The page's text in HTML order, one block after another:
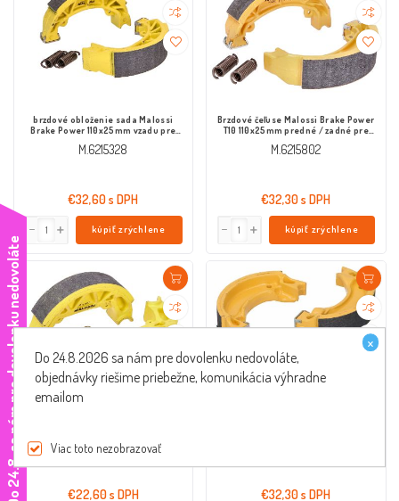
brzdové obloženie sada Malossi
Brake Power 110x25mm vzadu pre
M.6215328
€32,60 s DPH
kúpiť zrýchlene
Brzdové čeľuse Malossi Brake Power
T10 110x25mm predné / zadné pre
Baotian BT49QT-2, 7, 9, 11, Benelli
M.6215802
€32,30 s DPH
kúpiť zrýchlene
M.6215806
€22,60 s DPH €32,30 s DPH
D
o
2
4
.
8
.
s
a
n
á
m
p
r
e
d
o
v
o
l
e
n
k
u
n
e
d
o
v
o
l
á
t
e ×
Do 24.8.2026 sa nám pre dovolenku nedovoláte,
objednávky riešime priebežne, komunikácia výhradne
emailom
Viac toto nezobrazovať